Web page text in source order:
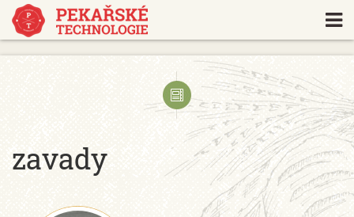
https://www.traditionrolex.com/18
zavady